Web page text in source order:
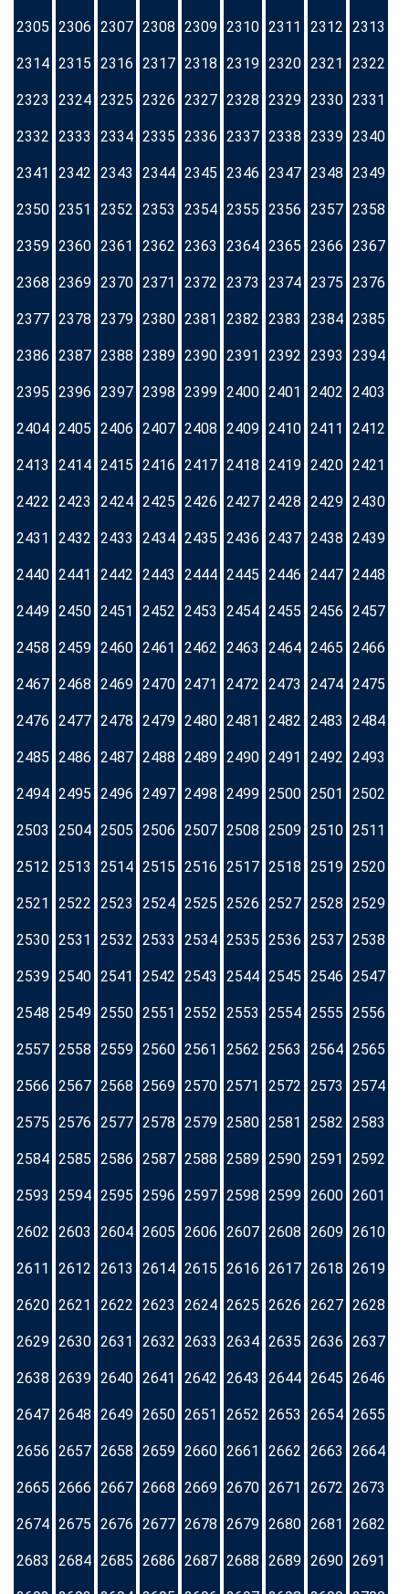
2305 2306 2307 2308 2309 2310 2311 2312 2313
2314 2315 2316 2317 2318 2319 2320 2321 2322
2323 2324 2325 2326 2327 2328 2329 2330 2331
2332 2333 2334 2335 2336 2337 2338 2339 2340
2341 2342 2343 2344 2345 2346 2347 2348 2349
2350 2351 2352 2353 2354 2355 2356 2357 2358
2359 2360 2361 2362 2363 2364 2365 2366 2367
2368 2369 2370 2371 2372 2373 2374 2375 2376
2377 2378 2379 2380 2381 2382 2383 2384 2385
2386 2387 2388 2389 2390 2391 2392 2393 2394
2395 2396 2397 2398 2399 2400 2401 2402 2403
2404 2405 2406 2407 2408 2409 2410 2411 2412
2413 2414 2415 2416 2417 2418 2419 2420 2421
2422 2423 2424 2425 2426 2427 2428 2429 2430
2431 2432 2433 2434 2435 2436 2437 2438 2439
2440 2441 2442 2443 2444 2445 2446 2447 2448
2449 2450 2451 2452 2453 2454 2455 2456 2457
2458 2459 2460 2461 2462 2463 2464 2465 2466
2467 2468 2469 2470 2471 2472 2473 2474 2475
2476 2477 2478 2479 2480 2481 2482 2483 2484
2485 2486 2487 2488 2489 2490 2491 2492 2493
2494 2495 2496 2497 2498 2499 2500 2501 2502
2503 2504 2505 2506 2507 2508 2509 2510 2511
2512 2513 2514 2515 2516 2517 2518 2519 2520
2521 2522 2523 2524 2525 2526 2527 2528 2529
2530 2531 2532 2533 2534 2535 2536 2537 2538
2539 2540 2541 2542 2543 2544 2545 2546 2547
2548 2549 2550 2551 2552 2553 2554 2555 2556
2557 2558 2559 2560 2561 2562 2563 2564 2565
2566 2567 2568 2569 2570 2571 2572 2573 2574
2575 2576 2577 2578 2579 2580 2581 2582 2583
2584 2585 2586 2587 2588 2589 2590 2591 2592
2593 2594 2595 2596 2597 2598 2599 2600 2601
2602 2603 2604 2605 2606 2607 2608 2609 2610
2611 2612 2613 2614 2615 2616 2617 2618 2619
2620 2621 2622 2623 2624 2625 2626 2627 2628
2629 2630 2631 2632 2633 2634 2635 2636 2637
2638 2639 2640 2641 2642 2643 2644 2645 2646
2647 2648 2649 2650 2651 2652 2653 2654 2655
2656 2657 2658 2659 2660 2661 2662 2663 2664
2665 2666 2667 2668 2669 2670 2671 2672 2673
2674 2675 2676 2677 2678 2679 2680 2681 2682
2683 2684 2685 2686 2687 2688 2689 2690 2691